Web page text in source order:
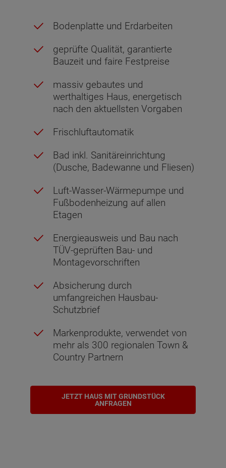
Bodenplatte und Erdarbeiten
geprüfte Qualität, garantierte
Bauzeit und faire Festpreise
massiv gebautes und
werthaltiges Haus, energetisch
nach den aktuellsten Vorgaben
Frischluftautomatik
Bad inkl. Sanitäreinrichtung
(Dusche, Badewanne und Fliesen)
Luft-Wasser-Wärmepumpe und
Fußbodenheizung auf allen
Etagen
Energieausweis und Bau nach
TÜV-geprüften Bau- und
Montagevorschriften
Absicherung durch
umfangreichen Hausbau-
Schutzbrief
Markenprodukte, verwendet von
mehr als 300 regionalen Town &
Country Partnern
JETZT HAUS MIT GRUNDSTÜCK
ANFRAGEN